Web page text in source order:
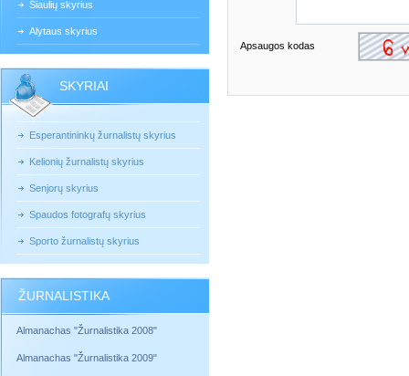
Šiaulių skyrius
Alytaus skyrius
SKYRIAI
Esperantininkų žurnalistų skyrius
Kelionių žurnalistų skyrius
Senjorų skyrius
Spaudos fotografų skyrius
Sporto žurnalistų skyrius
ŽURNALISTIKA
Almanachas "Žurnalistika 2008"
Almanachas "Žurnalistika 2009"
Apsaugos kodas